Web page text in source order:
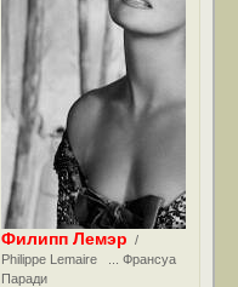
Филипп Лемэр /
Philippe Lemaire ... Франсуа
Паради